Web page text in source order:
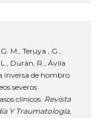
M., Teruya , G.,
Durán, R., Ávila
inversa de hombro
severos
clínicos. Revista
Y Traumatología